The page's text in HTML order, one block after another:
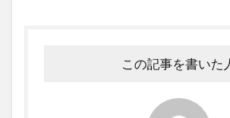
この記事を書いた